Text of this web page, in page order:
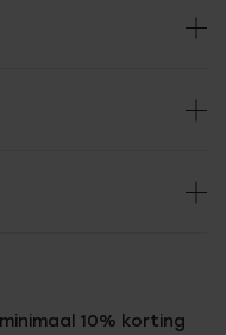
10% korting